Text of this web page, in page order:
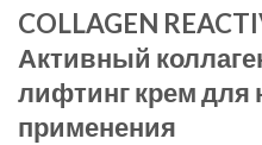
COLLAGEN
Активный
лифтинг крем для
применения